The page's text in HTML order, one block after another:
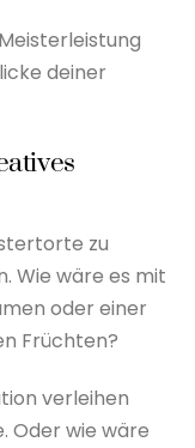
deiner
zu
Wie wäre es mit
oder einer
Früchten?
verleihen
Oder wie wäre